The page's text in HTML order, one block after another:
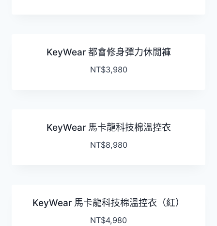
KeyWear 都會修身彈力休閒褲
NT$3,980
KeyWear 馬卡龍科技棉溫控衣
NT$8,980
KeyWear 馬卡龍科技棉溫控衣（紅）
NT$4,980